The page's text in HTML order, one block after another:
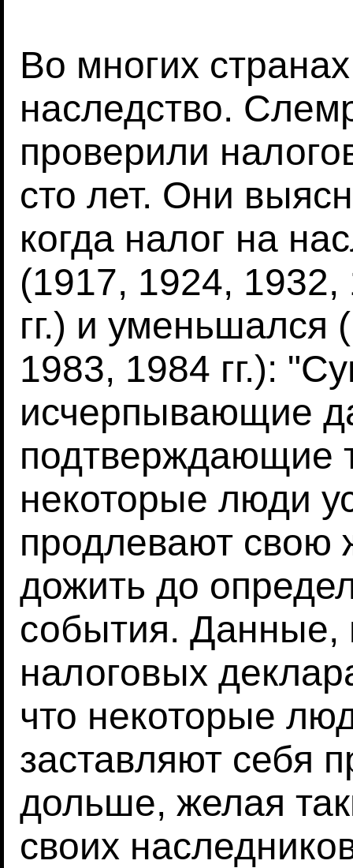
Во многих
наследство.
проверили
сто лет. Они
когда налог на
(1917, 1924,
гг.) и уменьшался
1983, 1984 гг.):
исчерпывающие
подтверждающие
некоторые люди
продлевают свою
дожить до
события. Данные,
налоговых
что некоторые
заставляют себя
дольше, желая
своих